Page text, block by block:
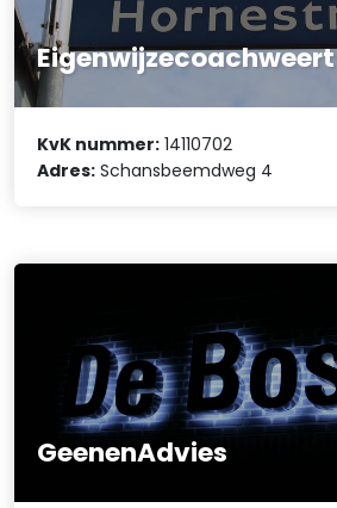
Eigenwijzecoachweert
KvK nummer: 14110702
Adres: Schansbeemdweg 4
GeenenAdvies